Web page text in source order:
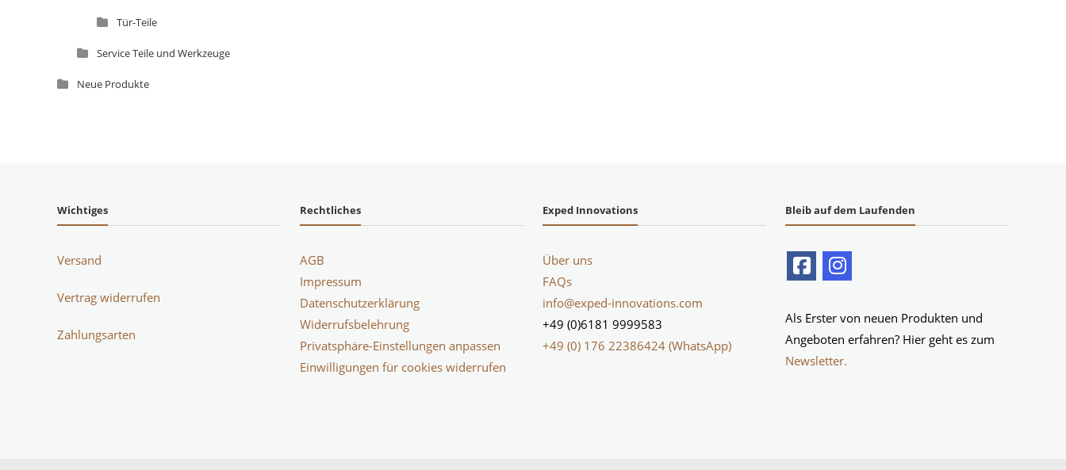
Tür-Teile
Service Teile und Werkzeuge
Neue Produkte
Wichtiges
Versand
Vertrag widerrufen
Zahlungsarten
Rechtliches
AGB
Impressum
Datenschutzerklärung
Widerrufsbelehrung
Privatsphäre-Einstellungen anpassen
Einwilligungen für cookies widerrufen
Exped Innovations
Über uns
FAQs
info@exped-innovations.com
+49 (0)6181 9999583
+49 (0) 176 22386424 (WhatsApp)
Bleib auf dem Laufenden
Als Erster von neuen Produkten und
Angeboten erfahren? Hier geht es zum
Newsletter.